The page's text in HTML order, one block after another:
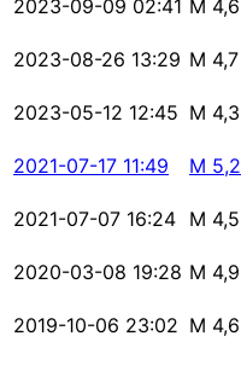
2023-09-09 02:41 M 4,6
2023-08-26 13:29 M 4,7
2023-05-12 12:45 M 4,3
2021-07-17 11:49 M 5,2
2021-07-07 16:24 M 4,5
2020-03-08 19:28 M 4,9
2019-10-06 23:02 M 4,6